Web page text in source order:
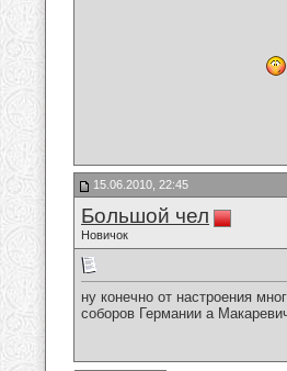
15.06.2010, 22:45
Большой чел
Новичок
ну конечно от настроения
соборов Германии а